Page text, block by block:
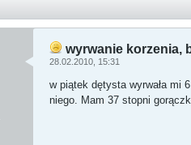
wyrwanie korzenia,
28.02.2010, 15:31
w piątek dętysta wyrwała mi
niego. Mam 37 stopni